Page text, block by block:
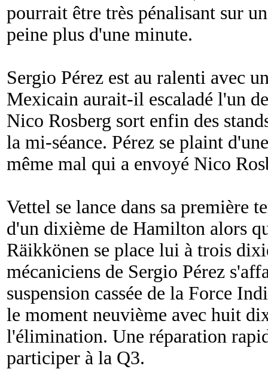
pourrait être très pénalisant sur
peine plus d'une minute.
Sergio Pérez est au ralenti avec
Mexicain aurait-il escaladé l'un
Nico Rosberg sort enfin des
la mi-séance. Pérez se plaint
même mal qui a envoyé Nico
Vettel se lance dans sa première
d'un dixième de Hamilton alors
Räikkönen se place lui à trois
mécaniciens de Sergio Pérez
suspension cassée de la Force
le moment neuvième avec huit
l'élimination. Une réparation
participer à la Q3.